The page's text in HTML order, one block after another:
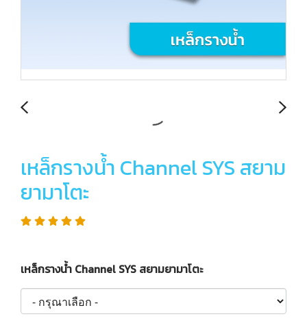
เหล็กรางน้ำ Channel SYS สยาม
ยามาโตะ
เหล็กรางน้ำ Channel SYS สยามยามาโตะ